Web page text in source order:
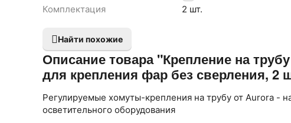
Комплектация
2 шт.
Найти похожие
Описание товара "Крепление на
для крепления фар без сверления, 2
Регулируемые хомуты-крепления на трубу от Aurora -
осветительного оборудования